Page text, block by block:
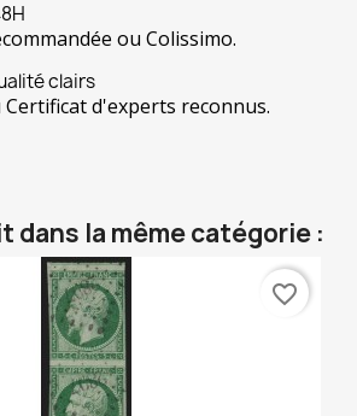
ou Colissimo.
clairs
d'experts reconnus.
dans la même catégorie :
favorite_border